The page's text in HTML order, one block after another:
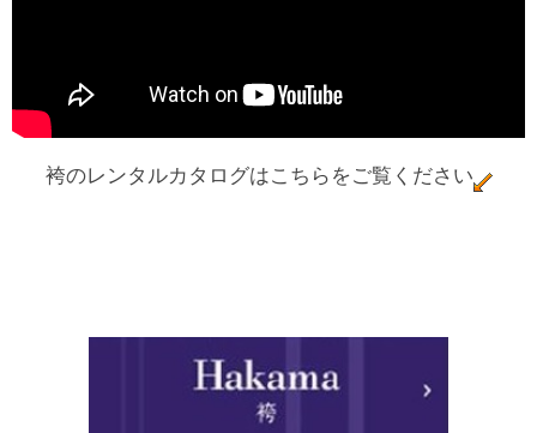
袴のレンタルカタログはこちらをご覧ください